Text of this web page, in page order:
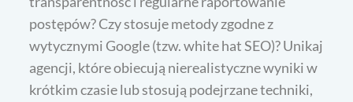
postępów? Czy stosuje metody zgodne z
wytycznymi Google (tzw. white hat SEO)? Unikaj
agencji, które obiecują nierealistyczne wyniki w
krótkim czasie lub stosują podejrzane techniki,